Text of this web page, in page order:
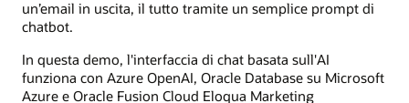
un’email in uscita, il tutto tramite un semplice prompt di
chatbot.
In questa demo, l'interfaccia di chat basata sull'AI
funziona con Azure OpenAI, Oracle Database su Microsoft
Azure e Oracle Fusion Cloud Eloqua Marketing